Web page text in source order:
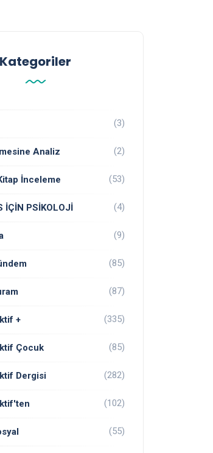
Kategoriler
(3)
Analiz (2)
İnceleme (53)
İÇİN PSİKOLOJİ (4)
(9)
(85)
(87)
+ (335)
Çocuk (85)
Dergisi (282)
(102)
(55)